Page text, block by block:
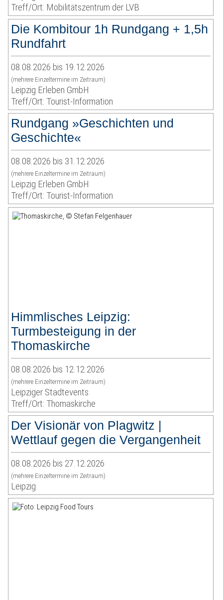
Treff/Ort: Mobilitätszentrum der LVB
Die Kombitour 1h Rundgang + 1,5h
Rundfahrt
08.08.2026 bis 19.12.2026
(mehrere Einzeltermine im Zeitraum)
Leipzig Erleben GmbH
Treff/Ort: Tourist-Information
Rundgang »Geschichten und
Geschichte«
08.08.2026 bis 31.12.2026
(mehrere Einzeltermine im Zeitraum)
Leipzig Erleben GmbH
Treff/Ort: Tourist-Information
Himmlisches Leipzig:
Turmbesteigung in der
Thomaskirche
08.08.2026 bis 12.12.2026
(mehrere Einzeltermine im Zeitraum)
Leipziger Stadtevents
Treff/Ort: Thomaskirche
Der Visionär von Plagwitz |
Wettlauf gegen die Vergangenheit
08.08.2026 bis 27.12.2026
(mehrere Einzeltermine im Zeitraum)
Leipzig